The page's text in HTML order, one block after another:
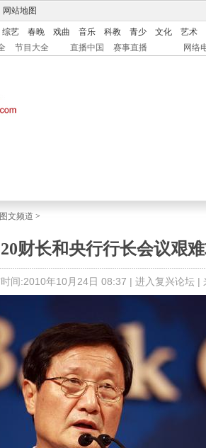
网站地图
综艺 春晚 戏曲 音乐 科教 青少 文化
艺术
节目大全 直播中国 赛事直播 网络
图文频道 >
财长和央行行长会议艰
间:2010年10月24日 08:37 | 进入复兴论坛|